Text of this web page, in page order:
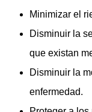
Minimizar el
Disminuir la
que existan
Disminuir la
enfermedad.